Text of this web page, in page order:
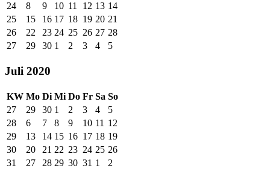
24
8 9 10 11 12 13 14
25
15 16 17 18 19 20 21
26
22 23 24 25 26 27 28
27
29 30 1 2 3 4 5
Juli 2020
KW Mo Di Mi Do Fr Sa So
27
29 30 1 2 3 4
5
28
6 7 8 9 10 11 12
29
13 14 15 16 17 18 19
30
20 21 22 23 24 25 26
31
27 28 29 30 31 1 2